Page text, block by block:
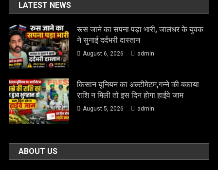
LATEST NEWS
रूस जाने का सपना पड़ा भारी, जालंधर के युवक
ने सुनाई दर्दभरी दास्तान
August 6, 2026 admin
किसान यूनियन का अल्टीमेटम,गन्ने की बकाया
राशि न मिली तो इस दिन होगा हाईवे जाम
August 5, 2026 admin
ABOUT US